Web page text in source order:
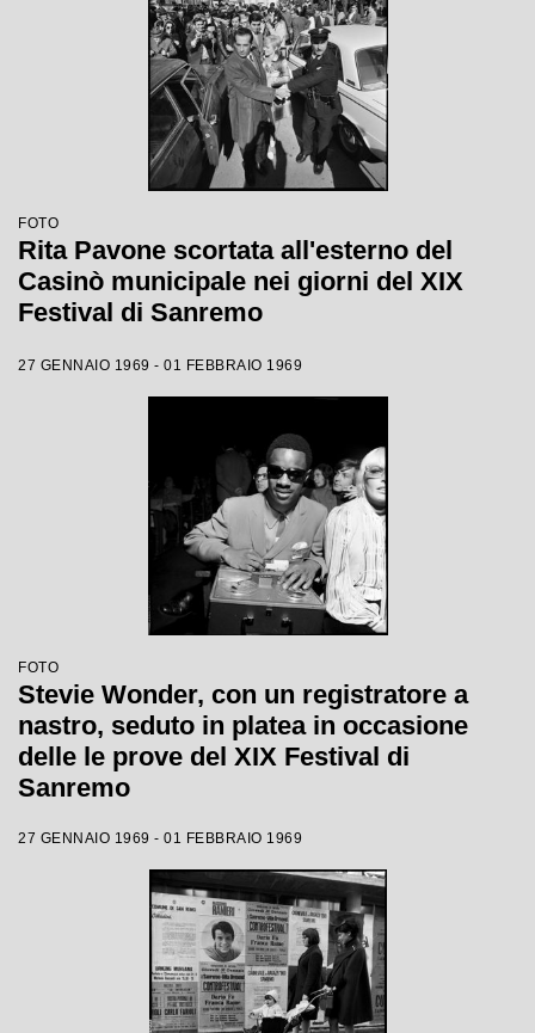
FOTO
Rita Pavone scortata all'esterno del
Casinò municipale nei giorni del XIX
Festival di Sanremo
27 GENNAIO 1969 - 01 FEBBRAIO 1969
FOTO
Stevie Wonder, con un registratore a
nastro, seduto in platea in occasione
delle le prove del XIX Festival di
Sanremo
27 GENNAIO 1969 - 01 FEBBRAIO 1969